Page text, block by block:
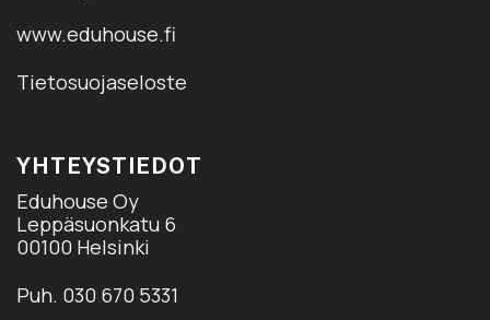
www.eduhouse.fi
Tietosuojaseloste
YHTEYSTIEDOT
Eduhouse Oy
Leppäsuonkatu 6
00100 Helsinki
Puh. 030 670 5331